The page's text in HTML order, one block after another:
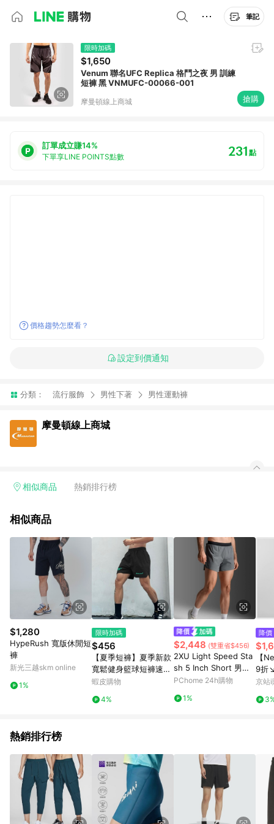
筆記
限時加碼
$1,650
Venum 聯名UFC Replica 格鬥之夜 男 訓練
短褲 黑 VNMUFC-00066-001
摩曼頓線上商城 搶購
訂單成立賺14%
下單享LINE POINTS點數 231點
價格趨勢怎麼看？
設定到價通知
分類： 流行服飾 男性下著 男性運動褲
摩曼頓線上商城
相似商品 熱銷排行榜
相似商品
$1,280
HypeRush 寬版休閒短
褲
新光三越skm online
1%
限時加碼
$456
【夏季短褲】夏季新款
寬鬆健身籃球短褲速幹
梭織運動短褲男透氣薄
蝦皮購物
4%
$2,448 (雙重省$456)
2XU Light Speed Sta
sh 5 Inch Short 男士
輕盈奔馳5吋收納訓練
PChome 24h購物
1%
降價
【
9折
吋短
S
京站i
熱銷排行榜